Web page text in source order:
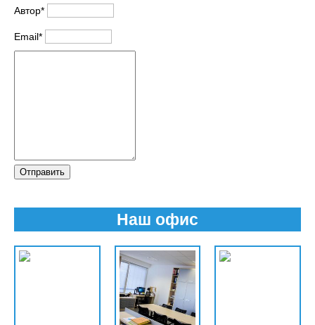
Автор*
Email*
Отправить
Наш офис